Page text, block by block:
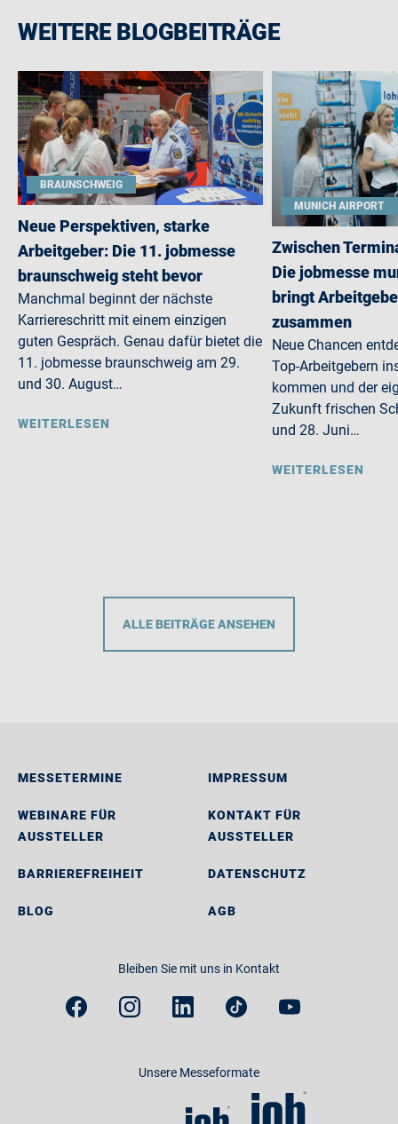
WEITERE BLOGBEITRÄGE
BRAUNSCHWEIG
Neue Perspektiven, starke
Arbeitgeber: Die 11. jobmesse
braunschweig steht bevor
Manchmal beginnt der nächste
Karriereschritt mit einem einzigen
guten Gespräch. Genau dafür bietet die
11. jobmesse braunschweig am 29.
und 30. August…
WEITERLESEN
MUNICH AIRPORT
Zwischen
Die jobmesse
bringt
zusammen
Neue Chancen
Top-Arbeitgebern
kommen und der
Zukunft frischen
und 28. Juni…
WEITERLESEN
ALLE BEITRÄGE ANSEHEN
MESSETERMINE
WEBINARE FÜR
AUSSTELLER
BARRIEREFREIHEIT
BLOG
IMPRESSUM
KONTAKT FÜR
AUSSTELLER
DATENSCHUTZ
AGB
Bleiben Sie mit uns in Kontakt
Unsere Messeformate